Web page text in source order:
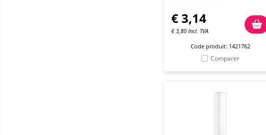
€ 3,14
€3,80 Incl. TVA
Code produit: 1421762
Comparer